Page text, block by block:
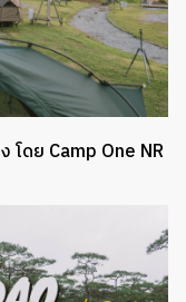
ดย Camp One NR